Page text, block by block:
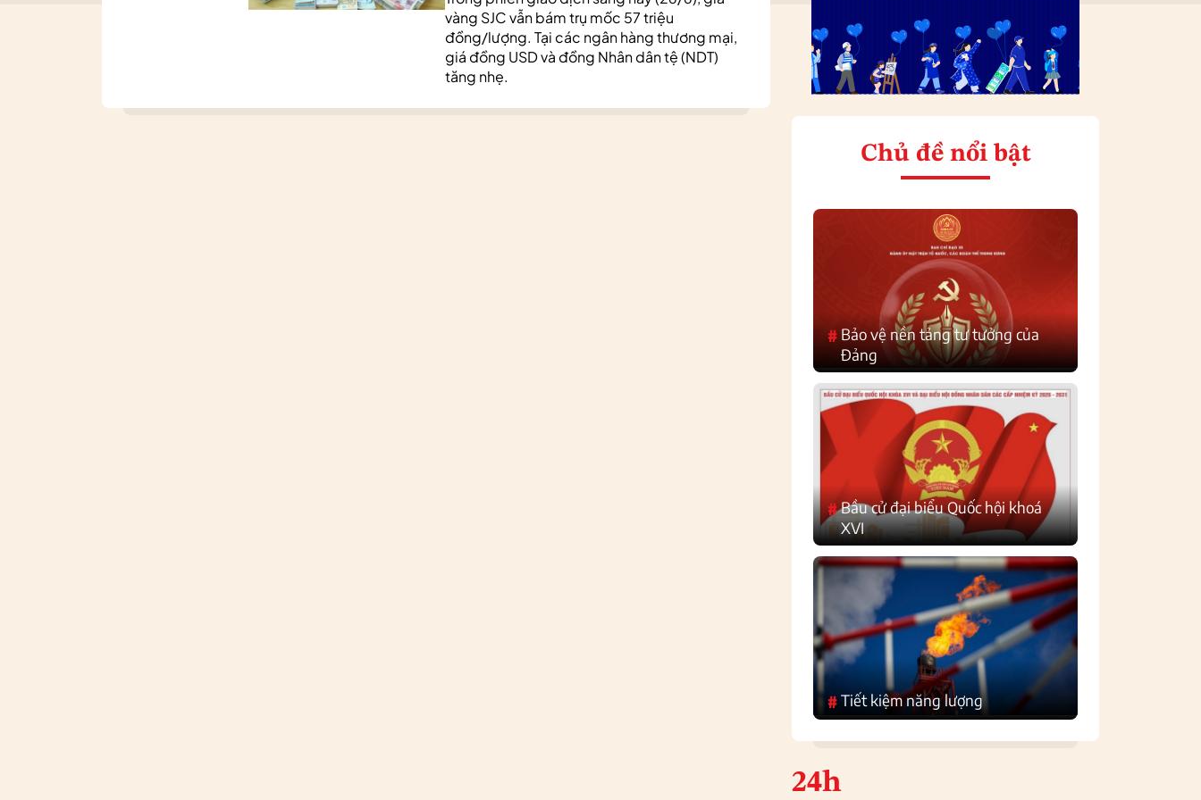
vàng SJC vẫn bám trụ mốc 57 triệu
đồng/lượng. Tại các ngân hàng thương mại,
giá đồng USD và đồng Nhân dân tệ (NDT)
tăng nhẹ.
Chủ đề nổi bật
#Bảo vệ nền tảng tư tưởng của
Đảng
#Bầu cử đại biểu Quốc hội khoá
XVI
#Tiết kiệm năng lượng
24h